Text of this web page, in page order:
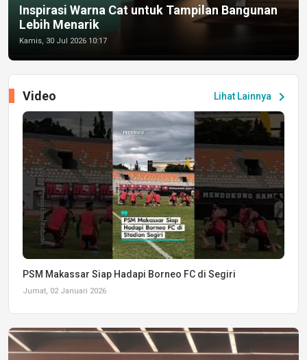
Inspirasi Warna Cat untuk Tampilan Bangunan
Lebih Menarik
Kamis, 30 Jul 2026 10:17
Lihat Lainnya chevron_right
Video
PSM Makassar Siap Hadapi Borneo FC di Segiri
Jumat, 02 Januari 2026